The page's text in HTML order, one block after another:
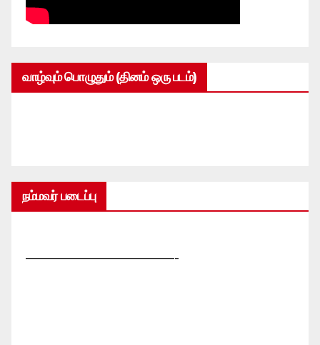
வாழ்வும் பொழுதும் (தினம் ஒரு படம்)
நம்மவர் படைப்பு
—————————————-